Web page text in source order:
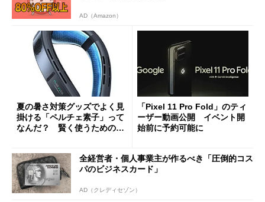
AD（Amazon）
夏の暑さ対策グッズでよく見
掛ける「ペルチェ素子」って
なんだ？ 賢く使うための注
「Pixel 11 Pro Fold」のティ
ーザー動画公開 イベント開
始前に予約可能に
全経営者・個人事業主が作るべき「圧倒的コス
パのビジネスカード」
AD（クレディセゾン）